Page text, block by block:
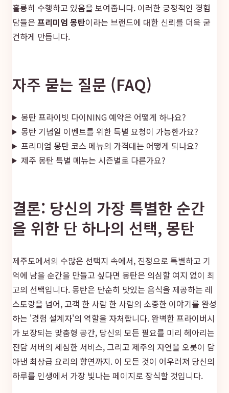
훌륭히 수행하고 있음을 보여줍니다. 이러한 긍정적인 경험
담들은 프리미엄 몽탄이라는 브랜드에 대한 신뢰를 더욱 굳
건하게 만듭니다.
자주 묻는 질문 (FAQ)
몽탄 프라이빗 다이NING 예약은 어떻게 하나요?
몽탄 기념일 이벤트를 위한 특별 요청이 가능한가요?
프리미엄 몽탄 코스 메뉴의 가격대는 어떻게 되나요?
제주 몽탄 특별 메뉴는 시즌별로 다른가요?
결론: 당신의 가장 특별한 순간
을 위한 단 하나의 선택, 몽탄
제주도에서의 수많은 선택지 속에서, 진정으로 특별하고 기
억에 남을 순간을 만들고 싶다면 몽탄은 의심할 여지 없이 최
고의 선택입니다. 몽탄은 단순히 맛있는 음식을 제공하는 레
스토랑을 넘어, 고객 한 사람 한 사람의 소중한 이야기를 완성
하는 '경험 설계자'의 역할을 자처합니다. 완벽한 프라이버시
가 보장되는 맞춤형 공간, 당신의 모든 필요를 미리 헤아리는
전담 서버의 세심한 서비스, 그리고 제주의 자연을 오롯이 담
아낸 최상급 요리의 향연까지. 이 모든 것이 어우러져 당신의
하루를 인생에서 가장 빛나는 페이지로 장식할 것입니다.